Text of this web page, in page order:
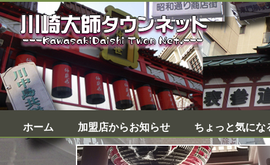
ホーム 加盟店からお知らせ ちょっと気にな